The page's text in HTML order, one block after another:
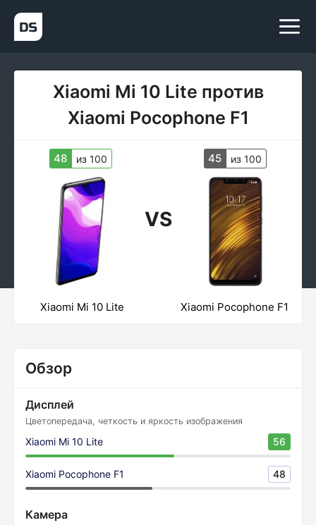
Xiaomi Mi 10 Lite против
Xiaomi Pocophone F1
48 из 100
VS
45 из 100
Xiaomi Mi 10 Lite Xiaomi Pocophone F1
Обзор
Дисплей
Цветопередача, четкость и яркость изображения
Xiaomi Mi 10 Lite 56
Xiaomi Pocophone F1 48
Камера